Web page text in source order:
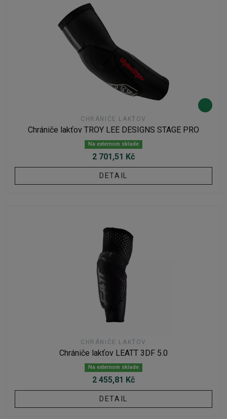
CHRÁNIČE LAKŤOV
Chrániče lakťov TROY LEE DESIGNS STAGE PRO
Na externom sklade
2 701,51 Kč
DETAIL
CHRÁNIČE LAKŤOV
Chrániče lakťov LEATT 3DF 5.0
Na externom sklade
2 455,81 Kč
DETAIL